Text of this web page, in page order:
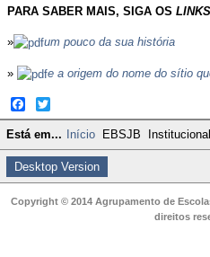
PARA SABER MAIS, SIGA OS LINKS
» um pouco da sua história
» e a origem do nome do sítio
Facebook
Twitter
Está em... Início EBSJB Institucional
Desktop Version
Copyright © 2014 Agrupamento de
direitos